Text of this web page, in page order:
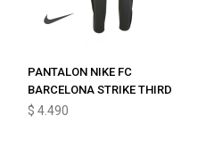
PANTALON NIKE FC
BARCELONA STRIKE THIRD
$ 4.490